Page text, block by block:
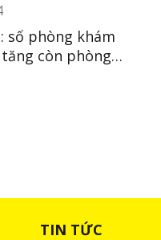
số phòng khám
còn phòng
TIN TỨC